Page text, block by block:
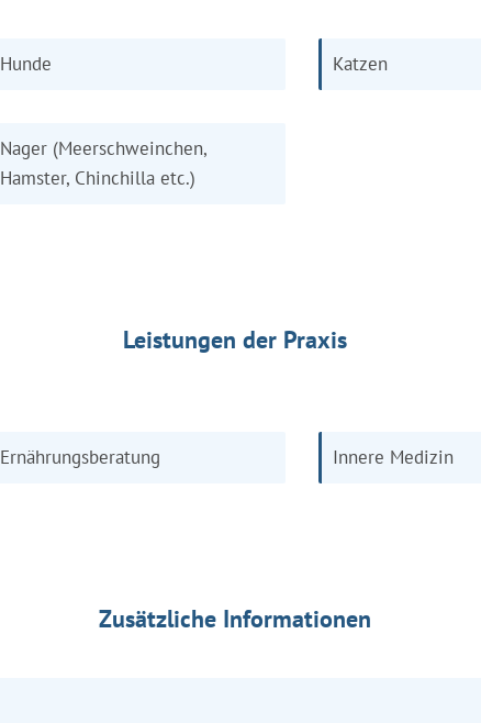
Hunde Katzen
Nager (Meerschweinchen,
Hamster, Chinchilla etc.)
Leistungen der Praxis
Ernährungsberatung Innere Medizin
Zusätzliche Informationen